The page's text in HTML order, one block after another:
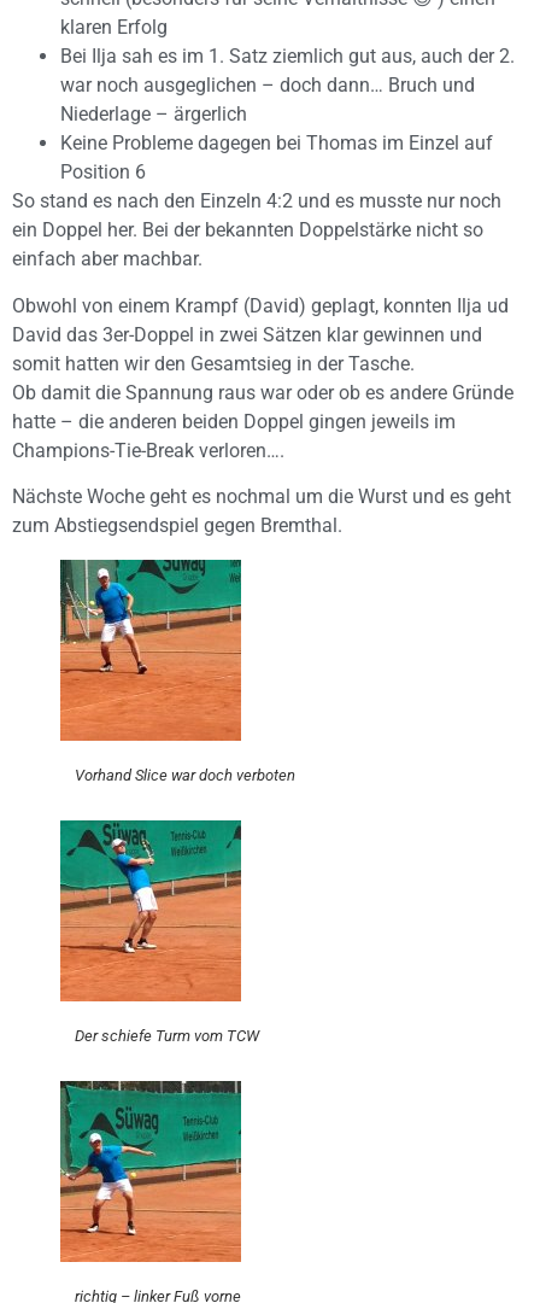
klaren Erfolg
Bei Ilja sah es im 1. Satz ziemlich gut aus, auch der 2.
war noch ausgeglichen – doch dann… Bruch und
Niederlage – ärgerlich
Keine Probleme dagegen bei Thomas im Einzel auf
Position 6
So stand es nach den Einzeln 4:2 und es musste nur noch
ein Doppel her. Bei der bekannten Doppelstärke nicht so
einfach aber machbar.
Obwohl von einem Krampf (David) geplagt, konnten Ilja ud
David das 3er-Doppel in zwei Sätzen klar gewinnen und
somit hatten wir den Gesamtsieg in der Tasche.
Ob damit die Spannung raus war oder ob es andere Gründe
hatte – die anderen beiden Doppel gingen jeweils im
Champions-Tie-Break verloren….
Nächste Woche geht es nochmal um die Wurst und es geht
zum Abstiegsendspiel gegen Bremthal.
Vorhand Slice war doch verboten
Der schiefe Turm vom TCW
richtig – linker Fuß vorne